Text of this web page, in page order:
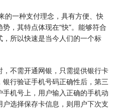
的一种支付理念，具有方便、快
，其特点体现在“快”。能够符合
所以快速是当今人们的一个标
不需开通网银，只需提供银行卡
行验证手机号码正确性后，第三
机号上，用户输入正确的手机动
选择保存卡信息，则用户下次支